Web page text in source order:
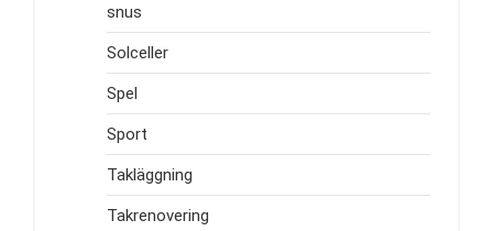
snus
Solceller
Spel
Sport
Takläggning
Takrenovering